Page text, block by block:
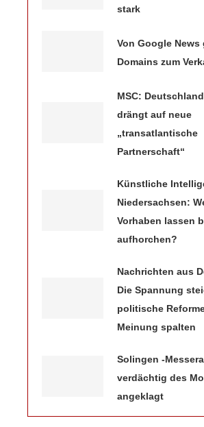
stark
Von Google News
Domains zum
MSC:
drängt auf neue
„transatlantische
Partnerschaft“
Künstliche
Niedersachsen:
Vorhaben lassen
aufhorchen?
Nachrichten aus
Die Spannung
politische
Meinung spalten
Solingen -
verdächtig des
angeklagt